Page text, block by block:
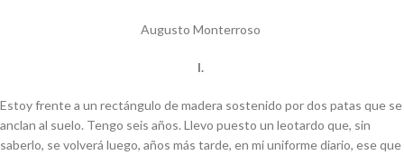
Augusto Monterroso
I.
Estoy frente a un rectángulo de madera sostenido por dos patas que se
anclan al suelo. Tengo seis años. Llevo puesto un leotardo que, sin
saberlo, se volverá luego, años más tarde, en mi uniforme diario, ese que